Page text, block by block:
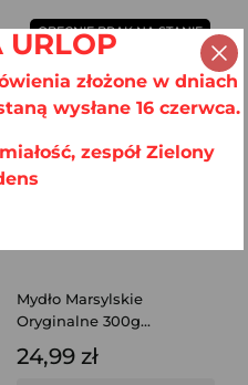
Mydło Marsylskie
Oryginalne 300g...
24,99 zł
OBECNIE BRAK NA STANIE
URLOP
złożone w dniach
wysłane 16 czerwca.
zespół Zielony